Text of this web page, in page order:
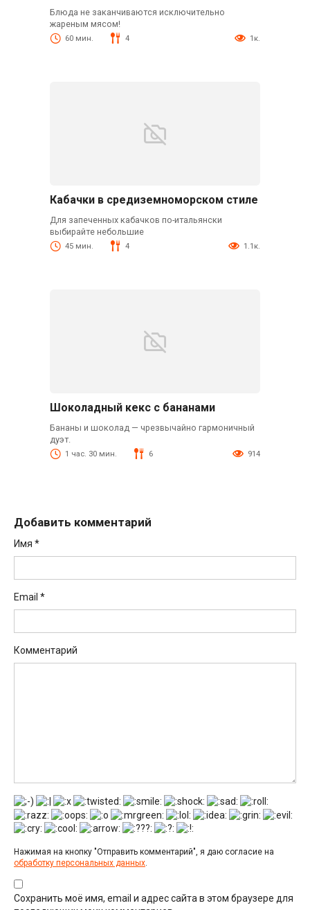
Блюда не заканчиваются исключительно
жареным мясом!
60 мин. 4 1к.
Кабачки в средиземноморском стиле
Для запеченных кабачков по-итальянски
выбирайте небольшие
45 мин. 4 1.1к.
Шоколадный кекс с бананами
Бананы и шоколад — чрезвычайно гармоничный
дуэт.
1 час. 30 мин. 6 914
Добавить комментарий
Имя *
Email *
Комментарий
Нажимая на кнопку "Отправить комментарий", я даю согласие на
обработку персональных данных.
Сохранить моё имя, email и адрес сайта в этом браузере для